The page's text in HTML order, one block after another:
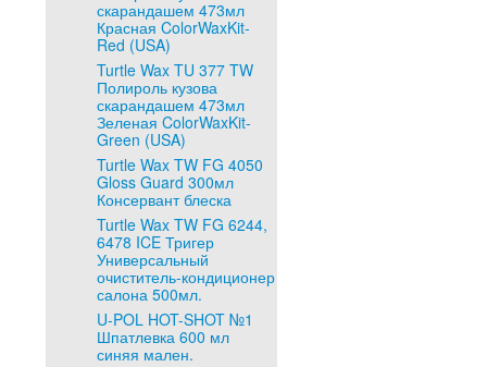
скарандашем 473мл
Красная ColorWaxKit-
Red (USA)
Turtle Wax TU 377 TW
Полироль кузова
скарандашем 473мл
Зеленая ColorWaxKit-
Green (USA)
Turtle Wax TW FG 4050
Gloss Guard 300мл
Консервант блеска
Turtle Wax TW FG 6244,
6478 ICE Тригер
Универсальный
очиститель-кондиционер
салона 500мл.
U-POL HOT-SHOT №1
Шпатлевка 600 мл
синяя мален.